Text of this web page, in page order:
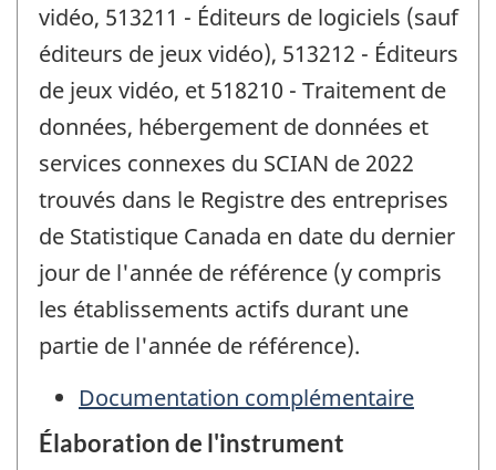
vidéo, 513211 - Éditeurs de logiciels (sauf
éditeurs de jeux vidéo), 513212 - Éditeurs
de jeux vidéo, et 518210 - Traitement de
données, hébergement de données et
services connexes du SCIAN de 2022
trouvés dans le Registre des entreprises
de Statistique Canada en date du dernier
jour de l'année de référence (y compris
les établissements actifs durant une
partie de l'année de référence).
Documentation complémentaire
Élaboration de l'instrument